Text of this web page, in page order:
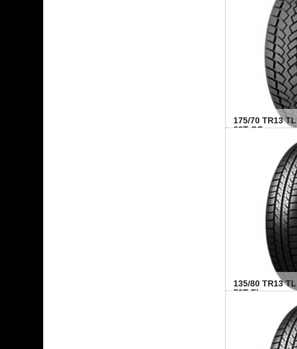
175/70 TR13 TL
82T CO...
135/80 TR13 TL
70T FI...